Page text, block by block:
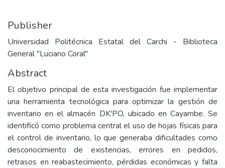
Publisher
Universidad Politécnica Estatal del Carchi - Biblioteca
General "Luciano Coral"
Abstract
El objetivo principal de esta investigación fue implementar
una herramienta tecnológica para optimizar la gestión de
inventario en el almacén DK'PO, ubicado en Cayambe. Se
identificó como problema central el uso de hojas físicas para
el control de inventario, lo que generaba dificultades como
desconocimiento de existencias, errores en pedidos,
retrasos en reabastecimiento, pérdidas económicas y falta